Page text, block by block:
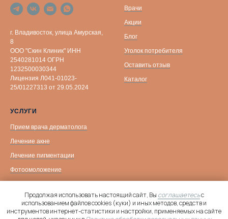
Продолжая использовать настоящий сайт, Вы соглашаетесьс
использованием файлов cookies (куки) и иных методов, средств и
инструментов интернет-статистики и настройки, применяемых на сайте
г. Владивосток, улица Амурская,
8
ООО "Скин Клиник" ИНН
2540281014 ОГРН
1232500030344
Лицензия Л041-01023-
25/01227313 от 29.05.2024
Врачи
Акции
Блог
Уголок потребителя
Оставить отзыв
Каталог
УСЛУГИ
Прием врача дерматолога
Лечение акне
Лечение пигментации
Фотоомоложение
Уходовые процедуры
Контурная пластика
Онлайн-